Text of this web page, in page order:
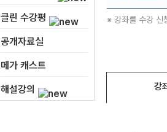
클린 수강평
공개자료실
메가 캐스트
해설강의
※ 강좌를 수강 신
강